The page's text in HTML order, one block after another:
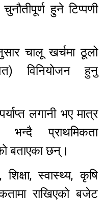
हुने टिप्पणी
चालू खर्चमा ठूलो
विनियोजन हुनु
लगानी भए मात्र
भन्दै प्राथमिकता
बताएका छन्।
शिक्षा, स्वास्थ्य, कृषि
राखिएको बजेट